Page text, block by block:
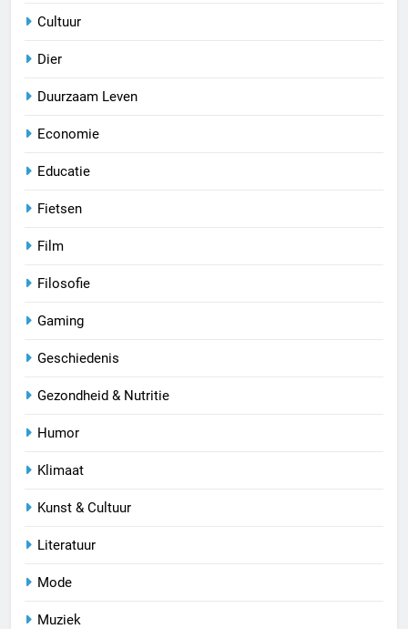
Cultuur
Dier
Duurzaam Leven
Economie
Educatie
Fietsen
Film
Filosofie
Gaming
Geschiedenis
Gezondheid & Nutritie
Humor
Klimaat
Kunst & Cultuur
Literatuur
Mode
Muziek